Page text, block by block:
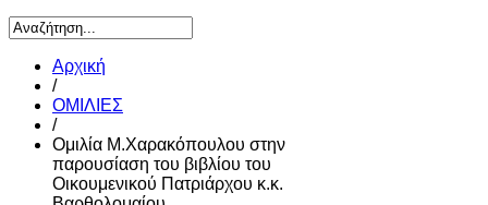
Αρχική
/
ΟΜΙΛΙΕΣ
/
Ομιλία Μ.Χαρακόπουλου στην
παρουσίαση του βιβλίου του
Οικουμενικού Πατριάρχου κ.κ.